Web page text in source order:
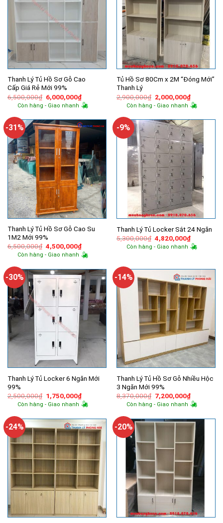
Thanh Lý Tủ Hồ Sơ Gỗ Cao
Cấp Giá Rẻ Mới 99%
6,500,000₫ Giá
gốc
là:
6,000,000₫Giá
hiện
tại
6,000,000₫.
Còn hàng - Giao nhanh
Tủ Hồ Sơ 80Cm x 2M “Đóng Mới”
Thanh Lý
2,900,000₫ Giá
gốc
là:
2,000,000₫Giá
hiện
tại
Còn hàng - Giao nhanh
-31%
Thanh Lý Tủ Hồ Sơ Gỗ Cao Su
1M2 Mới 99%
6,500,000₫ Giá
gốc
là:
4,500,000₫Giá
hiện
tại
4,500,000₫.
Còn hàng - Giao nhanh
-9%
Thanh Lý Tủ Locker Sắt 24 Ngăn
5,300,000₫ Giá
gốc
là:
4,820,000₫Giá
hiện
tại
Còn hàng - Giao nhanh
-30%
Thanh Lý Tủ Locker 6 Ngăn Mới
99%
2,500,000₫ Giá
gốc
là:
1,750,000₫Giá
hiện
tại
1,750,000₫.
Còn hàng - Giao nhanh
-14%
Thanh Lý Tủ Hồ Sơ Gỗ Nhiều Hộc
3 Ngăn Mới 99%
8,370,000₫ Giá
gốc
là:
7,200,000₫Giá
hiện
tại
Còn hàng - Giao nhanh
-24% -20%